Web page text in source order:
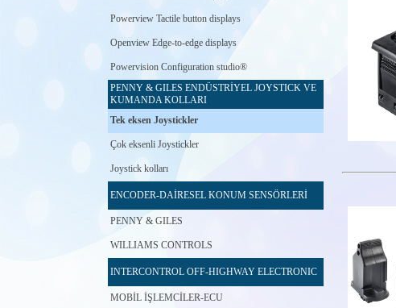
Powerview Tactile button displays
Openview Edge-to-edge displays
Powervision Configuration studio®
PENNY & GILES ENDÜSTRİYEL JOYSTICK VE
KUMANDA KOLLARI
Tek eksen Joystickler
Çok eksenli Joystickler
Joystick kolları
ENCODER-DAİRESEL KONUM SENSÖRLERİ
PENNY & GILES
WILLIAMS CONTROLS
INTERCONTROL OFF-HIGHWAY ELECTRONIC
MOBİL İŞLEMCİLER-ECU